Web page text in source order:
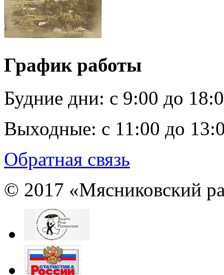
График работы
Будние дни: c 9:00 до
Выходные: с 11:00 до
Обратная связь
© 2017 «Мясниковский